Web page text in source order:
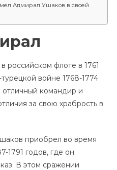
Адмирал Ушаков в своей
российском флоте в 1761
войне 1768-1774
отличный командир и
за свою храбрость в
приобрел во время
1791 годов, где он
В этом сражении